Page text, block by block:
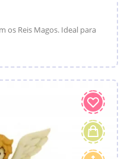
os Reis Magos. Ideal para